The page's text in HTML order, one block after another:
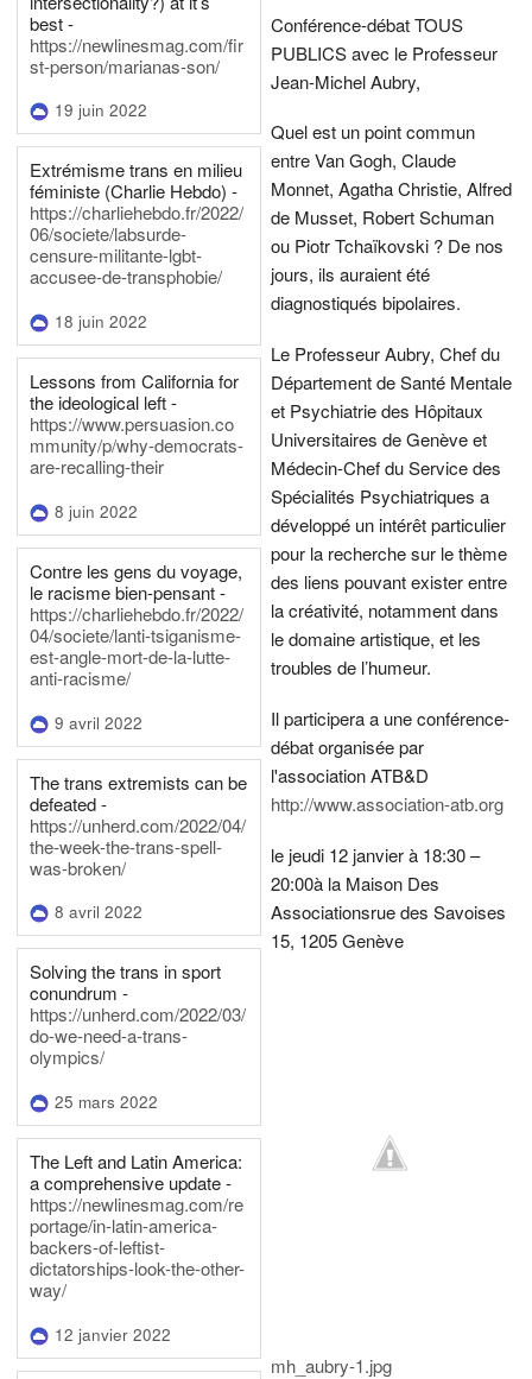
best -
https://newlinesmag.com/fir
st-person/marianas-son/
19 juin 2022
Extrémisme trans en milieu
féministe (Charlie Hebdo) -
https://charliehebdo.fr/2022/
06/societe/labsurde-
censure-militante-lgbt-
accusee-de-transphobie/
18 juin 2022
Lessons from California for
the ideological left -
https://www.persuasion.co
mmunity/p/why-democrats-
are-recalling-their
8 juin 2022
Contre les gens du voyage,
le racisme bien-pensant -
https://charliehebdo.fr/2022/
04/societe/lanti-tsiganisme-
est-angle-mort-de-la-lutte-
anti-racisme/
9 avril 2022
The trans extremists can be
defeated -
https://unherd.com/2022/04/
the-week-the-trans-spell-
was-broken/
8 avril 2022
Solving the trans in sport
conundrum -
https://unherd.com/2022/03/
do-we-need-a-trans-
olympics/
25 mars 2022
The Left and Latin America:
a comprehensive update -
https://newlinesmag.com/re
portage/in-latin-america-
backers-of-leftist-
dictatorships-look-the-other-
way/
12 janvier 2022
Conférence-débat TOUS
PUBLICS avec le Professeur
Jean-Michel Aubry,
Quel est un point commun
entre Van Gogh, Claude
Monnet, Agatha Christie, Alfred
de Musset, Robert Schuman
ou Piotr Tchaïkovski ? De nos
jours, ils auraient été
diagnostiqués bipolaires.
Le Professeur Aubry, Chef du
Département de Santé Mentale
et Psychiatrie des Hôpitaux
Universitaires de Genève et
Médecin-Chef du Service des
Spécialités Psychiatriques a
développé un intérêt particulier
pour la recherche sur le thème
des liens pouvant exister entre
la créativité, notamment dans
le domaine artistique, et les
troubles de l’humeur.
Il participera a une conférence-
débat organisée par
l'association ATB&D
http://www.association-atb.org
le jeudi 12 janvier à 18:30 –
20:00à la Maison Des
Associationsrue des Savoises
15, 1205 Genève
mh_aubry-1.jpg